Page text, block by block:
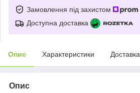
Замовлення під захистом
Доступна доставка
Опис Характеристики Доставка
Опис